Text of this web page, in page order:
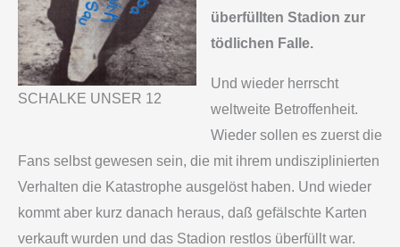
SCHALKE UNSER 12
überfüllten Stadion zur
tödlichen Falle.
Und wieder herrscht
weltweite Betroffenheit.
Wieder sollen es zuerst die
Fans selbst gewesen sein, die mit ihrem undisziplinierten
Verhalten die Katastrophe ausgelöst haben. Und wieder
kommt aber kurz danach heraus, daß gefälschte Karten
verkauft wurden und das Stadion restlos überfüllt war.